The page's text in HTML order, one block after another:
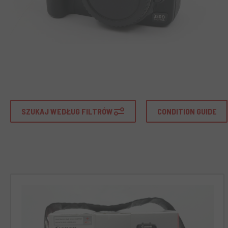
SZUKAJ WEDŁUG FILTRÓW CONDITION GUIDE